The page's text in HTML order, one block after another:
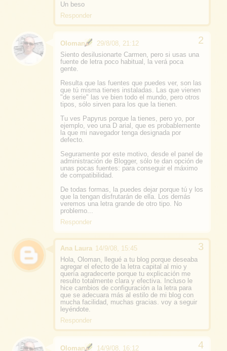
Un beso
Responder
Oloman
29/8/08, 21:12
Siento desilusionarte Carmen, pero si usas una
fuente de letra poco habitual, la verá poca
gente.
Resulta que las fuentes que puedes ver, son las
que tú misma tienes instaladas. Las que vienen
"de serie" las ve bien todo el mundo, pero otros
tipos, sólo sirven para los que la tienen.
Tu ves Papyrus porque la tienes, pero yo, por
ejemplo, veo una D arial, que es probablemente
la que mi navegador tenga designada por
defecto.
Seguramente por este motivo, desde el panel de
administración de Blogger, sólo te dan opción de
unas pocas fuentes: para conseguir el máximo
de compatibilidad.
De todas formas, la puedes dejar porque tú y los
que la tengan disfrutarán de ella. Los demás
veremos una letra grande de otro tipo. No
problemo...
Responder
Ana Laura 14/9/08, 15:45
Hola, Oloman, llegué a tu blog porque deseaba
agregar el efecto de la letra capital al mio y
quería agradecerte porque tu explicación me
resulto totalmente clara y efectiva. Incluso le
hice cambios de configuración a la letra para
que se adecuara más al estilo de mi blog con
mucha facilidad, muchas gracias. voy a seguir
leyéndote.
Responder
Oloman 14/9/08, 16:12